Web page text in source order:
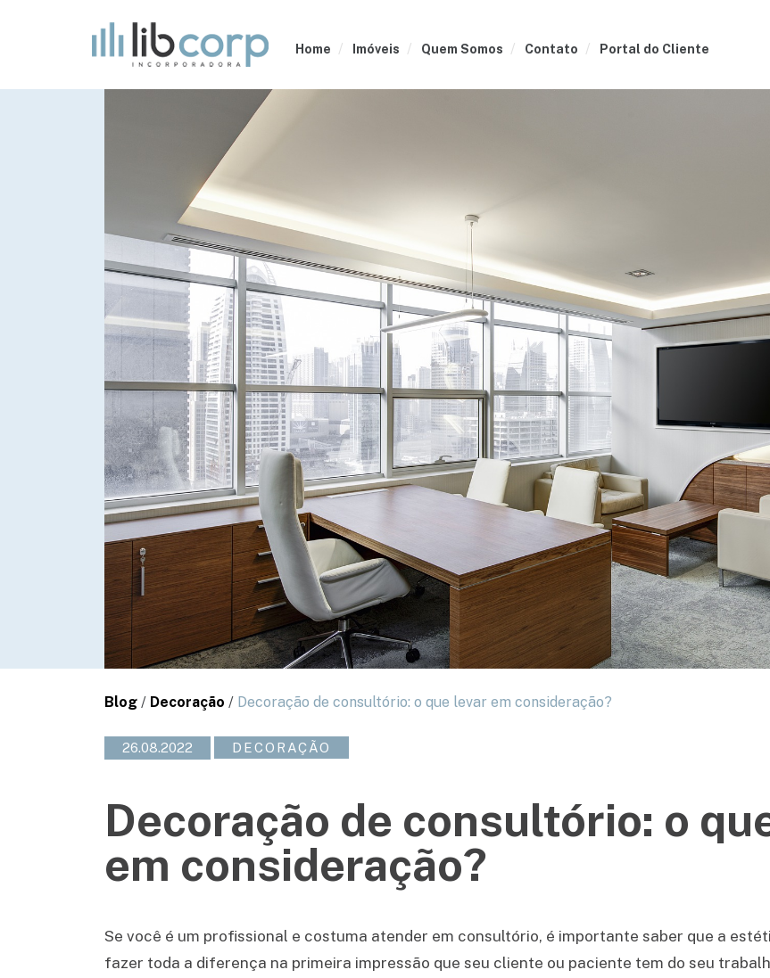
Home Imóveis Quem Somos Contato Portal do Cliente
Blog / Decoração / Decoração de consultório: o que levar em consideração?
26.08.2022 DECORAÇÃO
Decoração de consultório: o
em consideração?
Se você é um profissional e costuma atender em consultório, é importante saber que a
fazer toda a diferença na primeira impressão que seu cliente ou paciente tem do seu